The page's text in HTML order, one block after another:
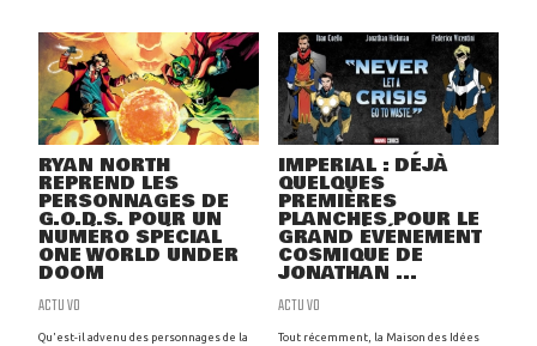
RYAN NORTH
REPREND LES
PERSONNAGES DE
G.O.D.S. POUR UN
NUMÉRO SPÉCIAL
ONE WORLD UNDER
DOOM
ACTU VO
Qu'est-il advenu des personnages de la
IMPERIAL : DÉJÀ
QUELQUES
PREMIÈRES
PLANCHES POUR LE
GRAND ÉVÉNEMENT
COSMIQUE DE
JONATHAN ...
ACTU VO
Tout récemment, la Maison des Idées